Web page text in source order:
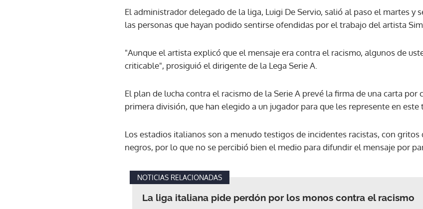
El administrador delegado de la liga, Luigi De Servio, salió al paso el martes y
las personas que hayan podido sentirse ofendidas por el trabajo del artista
"Aunque el artista explicó que el mensaje era contra el racismo, algunos de
criticable", prosiguió el dirigente de la Lega Serie A.
El plan de lucha contra el racismo de la Serie A prevé la firma de una carta por
primera división, que han elegido a un jugador para que les represente en este
Los estadios italianos son a menudo testigos de incidentes racistas, con gritos
negros, por lo que no se percibió bien el medio para difundir el mensaje por
NOTICIAS RELACIONADAS
La liga italiana pide perdón por los monos contra el racismo